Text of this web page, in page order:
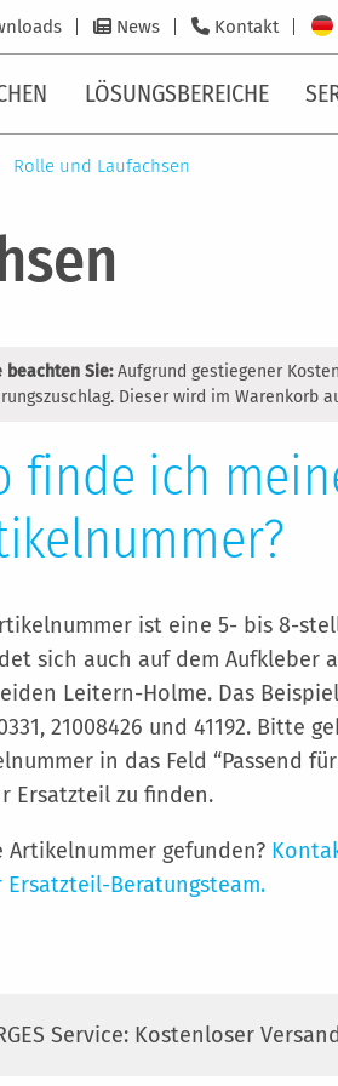
News Kontakt
LÖSUNGSBEREICHE
Rolle und Laufachsen
beachten Sie:Aufgrund gestiegener
Dieser wird im Warenkorb
finde ich
ist eine 5- bis 8-
sich auch auf dem Aufkleber
Leitern-Holme. Das
21008426 und 41192. Bitte
in das Feld “Passend
Ersatzteil zu finden.
Artikelnummer gefunden?
Ersatzteil-Beratungsteam.
Service: Kostenloser